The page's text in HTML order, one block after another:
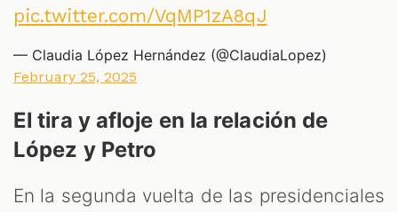
pic.twitter.com/VqMP1zA8qJ
— Claudia López Hernández (@ClaudiaLopez)
February 25, 2025
El tira y afloje en la relación de
López y Petro
En la segunda vuelta de las presidenciales